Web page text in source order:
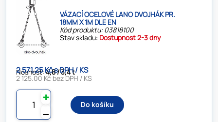
VÁZACÍ OCELOVÉ LANO DVOJHÁK PR.
18MM X 1M DLE EN
Kód produktu: 03818100
Stav skladu: Dostupnost 2-3 dny
Nosnost:4,8 / 3,4 t
2 571.25 Kč s DPH / KS
2 125.00 Kč bez DPH / KS
⚊
✚
Do košíku